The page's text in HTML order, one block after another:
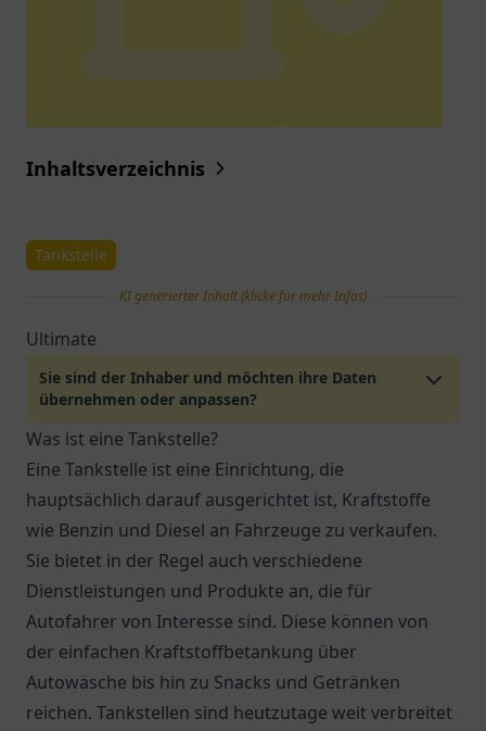
Inhaltsverzeichnis
Tankstelle
KI generierter Inhalt (klicke für mehr Infos)
Ultimate
Sie sind der Inhaber und möchten ihre Daten
übernehmen oder anpassen?
Was ist eine Tankstelle?
Eine Tankstelle ist eine Einrichtung, die
hauptsächlich darauf ausgerichtet ist, Kraftstoffe
wie Benzin und Diesel an Fahrzeuge zu verkaufen.
Sie bietet in der Regel auch verschiedene
Dienstleistungen und Produkte an, die für
Autofahrer von Interesse sind. Diese können von
der einfachen Kraftstoffbetankung über
Autowäsche bis hin zu Snacks und Getränken
reichen. Tankstellen sind heutzutage weit verbreitet